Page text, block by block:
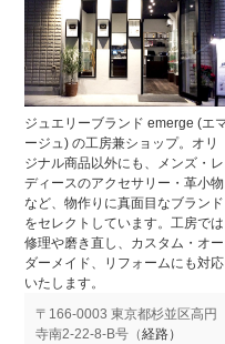
ジュエリーブランド emerge (エ
ージュ) の工房兼ショップ。オリ
ジナル商品以外にも、メンズ・レ
ディースのアクセサリー・革小物
など、物作りに真面目なブランド
をセレクトしています。工房では
修理や磨き直し、カスタム・オー
ダーメイド、リフォームにも対応
いたします。
〒166-0003 東京都杉並区高円
寺南2-22-8-B号（経路）